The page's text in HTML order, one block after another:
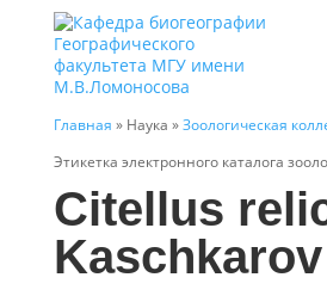
Главная » Наука »Зоологическая
Этикетка электронного каталога
Citellus
Kaschkarov